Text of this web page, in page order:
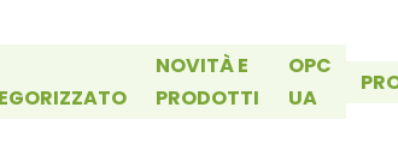
NOVITÀ E
PRODOTTI
OPC
UA